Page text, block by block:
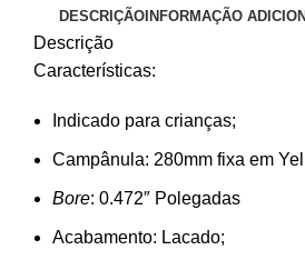
DESCRIÇÃOINFORMAÇÃO
Descrição
Características:
Indicado para crianças;
Campânula: 280mm fixa em
Bore: 0.472″ Polegadas
Acabamento: Lacado;